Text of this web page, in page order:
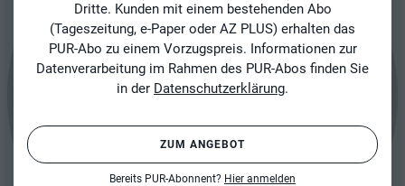
Dritte. Kunden mit einem bestehenden Abo
(Tageszeitung, e-Paper oder AZ PLUS) erhalten das
PUR-Abo zu einem Vorzugspreis. Informationen zur
Datenverarbeitung im Rahmen des PUR-Abos finden Sie
in der Datenschutzerklärung.
ZUM ANGEBOT
Bereits PUR-Abonnent? Hier anmelden